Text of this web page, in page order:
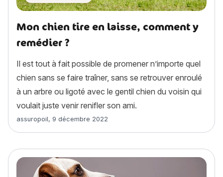
Mon chien tire en laisse, comment y
remédier ?
Il est tout à fait possible de promener n’importe quel
chien sans se faire traîner, sans se retrouver enroulé
à un arbre ou ligoté avec le gentil chien du voisin qui
voulait juste venir renifler son ami.
Article rédigé par
assuropoil, 9 décembre 2022